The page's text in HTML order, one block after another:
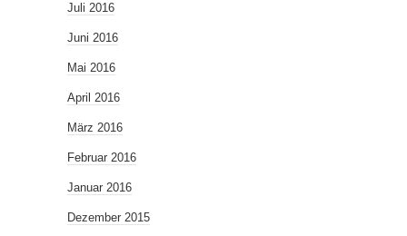
Juli 2016
Juni 2016
Mai 2016
April 2016
März 2016
Februar 2016
Januar 2016
Dezember 2015